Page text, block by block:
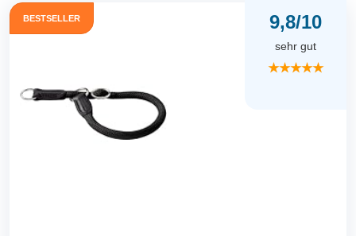
BESTSELLER 9,8/10
sehr gut
★★★★★